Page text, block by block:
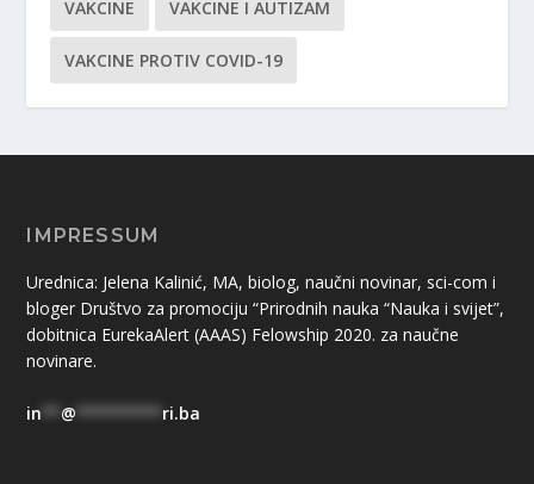
VAKCINE VAKCINE I AUTIZAM
VAKCINE PROTIV COVID-19
IMPRESSUM
Urednica: Jelena Kalinić, MA, biolog, naučni novinar, sci-com i
bloger Društvo za promociju “Prirodnih nauka “Nauka i svijet”,
dobitnica EurekaAlert (AAAS) Felowship 2020. za naučne
novinare.
in ** @ ********* ri.ba